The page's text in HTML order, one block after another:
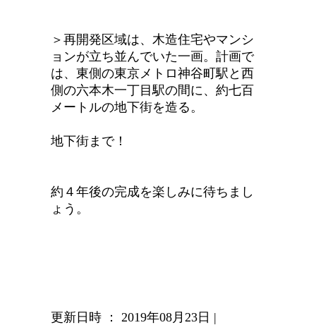
＞再開発区域は、木造住宅やマンシ
ョンが立ち並んでいた一画。計画で
は、東側の東京メトロ神谷町駅と西
側の六本木一丁目駅の間に、約七百
メートルの地下街を造る。
地下街まで！
約４年後の完成を楽しみに待ちまし
ょう。
更新日時 ： 2019年08月23日 |